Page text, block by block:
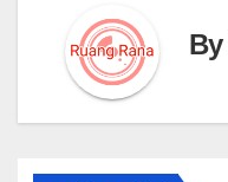
By